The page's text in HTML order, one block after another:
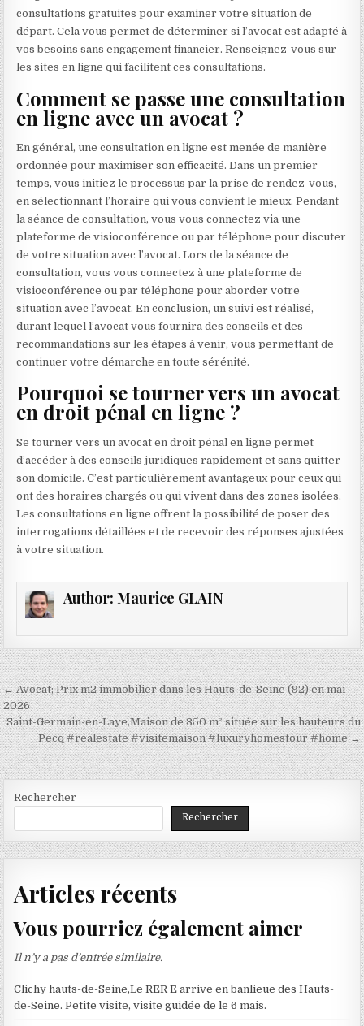
consultations gratuites pour examiner votre situation de
départ. Cela vous permet de déterminer si l’avocat est adapté à
vos besoins sans engagement financier. Renseignez-vous sur
les sites en ligne qui facilitent ces consultations.
Comment se passe une consultation
en ligne avec un avocat ?
En général, une consultation en ligne est menée de manière
ordonnée pour maximiser son efficacité. Dans un premier
temps, vous initiez le processus par la prise de rendez-vous,
en sélectionnant l’horaire qui vous convient le mieux. Pendant
la séance de consultation, vous vous connectez via une
plateforme de visioconférence ou par téléphone pour discuter
de votre situation avec l’avocat. Lors de la séance de
consultation, vous vous connectez à une plateforme de
visioconférence ou par téléphone pour aborder votre
situation avec l’avocat. En conclusion, un suivi est réalisé,
durant lequel l’avocat vous fournira des conseils et des
recommandations sur les étapes à venir, vous permettant de
continuer votre démarche en toute sérénité.
Pourquoi se tourner vers un avocat
en droit pénal en ligne ?
Se tourner vers un avocat en droit pénal en ligne permet
d’accéder à des conseils juridiques rapidement et sans quitter
son domicile. C’est particulièrement avantageux pour ceux qui
ont des horaires chargés ou qui vivent dans des zones isolées.
Les consultations en ligne offrent la possibilité de poser des
interrogations détaillées et de recevoir des réponses ajustées
à votre situation.
Author: Maurice GLAIN
Navigation
de
l’article
← Avocat; Prix m2 immobilier dans les Hauts-de-Seine (92) en mai
2026
Saint-Germain-en-Laye,Maison de 350 m² située sur les hauteurs du
Pecq #realestate #visitemaison #luxuryhomestour #home →
Rechercher
Rechercher
Articles récents
Vous pourriez également aimer
Il n’y a pas d’entrée similaire.
Clichy hauts-de-Seine,Le RER E arrive en banlieue des Hauts-
de-Seine. Petite visite, visite guidée de le 6 mais.